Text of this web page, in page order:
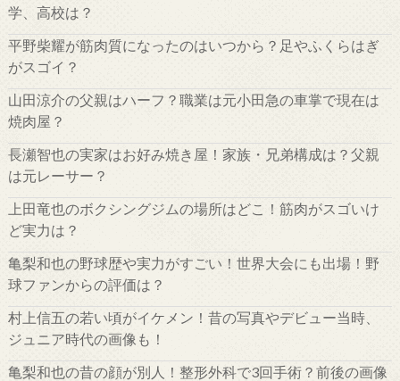
学、高校は？
平野柴耀が筋肉質になったのはいつから？足やふくらはぎ
がスゴイ？
山田涼介の父親はハーフ？職業は元小田急の車掌で現在は
焼肉屋？
長瀬智也の実家はお好み焼き屋！家族・兄弟構成は？父親
は元レーサー？
上田竜也のボクシングジムの場所はどこ！筋肉がスゴいけ
ど実力は？
亀梨和也の野球歴や実力がすごい！世界大会にも出場！野
球ファンからの評価は？
村上信五の若い頃がイケメン！昔の写真やデビュー当時、
ジュニア時代の画像も！
亀梨和也の昔の顔が別人！整形外科で3回手術？前後の画像